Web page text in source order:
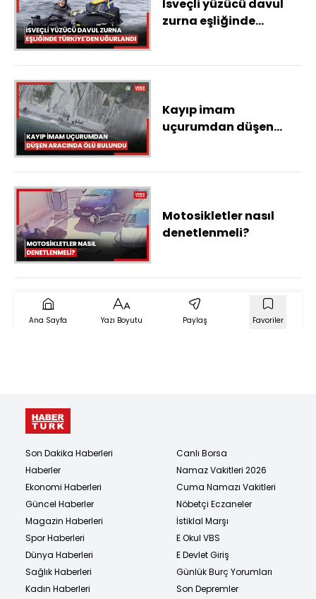
İsveçli yüzücü davul
zurna eşliğinde
Kayıp imam
uçurumdan düşen
Motosikletler nasıl
denetlenmeli?
Ana Sayfa Yazı Boyutu Paylaş Favoriler
Son Dakika Haberleri
Haberler
Ekonomi Haberleri
Güncel Haberler
Magazin Haberleri
Spor Haberleri
Dünya Haberleri
Sağlık Haberleri
Kadın Haberleri
Canlı Borsa
Namaz Vakitleri 2026
Cuma Namazı Vakitleri
Nöbetçi Eczaneler
İstiklal Marşı
E Okul VBS
E Devlet Giriş
Günlük Burç Yorumları
Son Depremler